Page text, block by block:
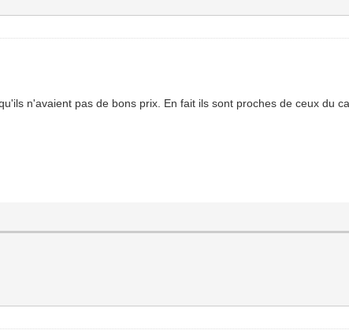
n'avaient pas de bons prix. En fait ils sont proches de ceux du